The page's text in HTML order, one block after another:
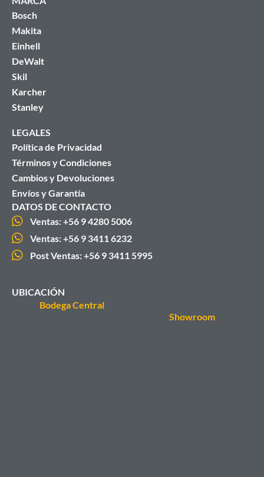
Bosch
Makita
Einhell
DeWalt
Skil
Karcher
Stanley
LEGALES
Política de Privacidad
Términos y Condiciones
Cambios y Devoluciones
Envíos y Garantía
DATOS DE CONTACTO
Ventas: +56 9 4280 5006
Ventas: +56 9 3411 6232
Post Ventas: +56 9 3411 5995
UBICACIÓN
Bodega Central
Showroom